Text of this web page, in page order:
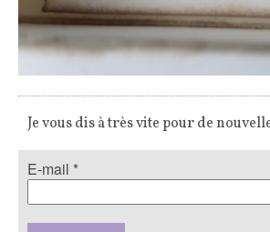
Je vous dis à très vite pour de
E-mail *